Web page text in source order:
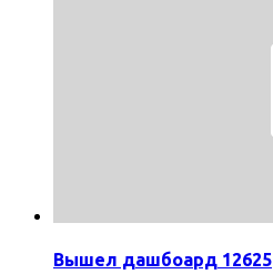
Вышел дашбоард 12625